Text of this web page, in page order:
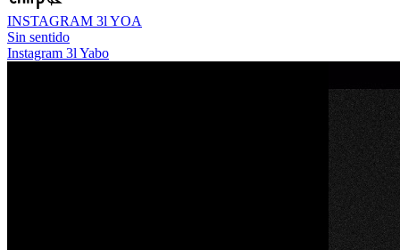
INSTAGRAM 3l YOA
Sin sentido
Instagram 3l Yabo